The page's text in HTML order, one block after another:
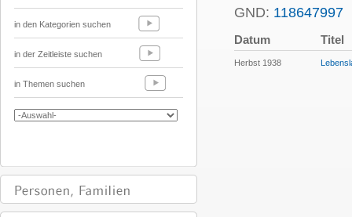
in den Kategorien suchen
in der Zeitleiste suchen
in Themen suchen
GND: 118647997
Datum Titel
Herbst 1938